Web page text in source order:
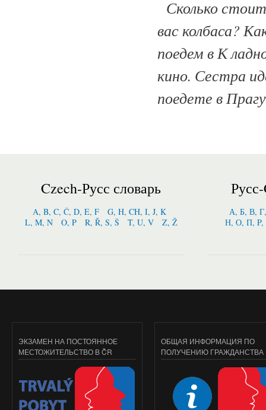
Сколько
вас колбаса?
поедем в К
кино. Сестра
поедете в
Czech-Русс словарь
A, B, C, Č, D, E, F
G, H, CH, I, J, K
L, M, N
O, P R, Ř, S, Š T, U, V Z, Ž
А, Б, В,
Н, О, П,
ЭКЗАМЕН НА ПОСТОЯННОЕ
МЕСТОЖИТЕЛЬСТВО В ČR
ОБЩАЯ ИНФОРМАЦИЯ ПО
ПОЛУЧЕНИЮ ГРАЖДАНСТВА